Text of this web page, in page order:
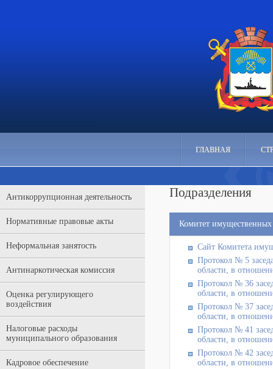
ГЛАВНАЯ
Антикоррупционная деятельность
Нормативные правовые акты
Неформальная занятость
Антинаркотическая комиссия
Оценка регулирующего
воздействия
Налоговые расходы
муниципального образования
Кадровое обеспечение
Подразделения
Комитет
Сайт Комитета
Протокол № 5
области, в
Протокол № 36
области, в
Протокол № 37
области, в
Протокол № 41
области, в
Протокол № 42
области, в